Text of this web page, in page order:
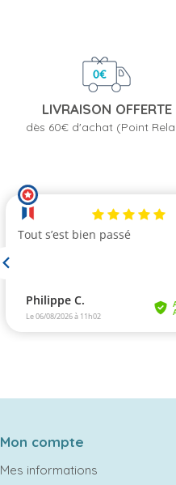
LIVRAISON OFFERTE
dès 60€ d'achat (Point
Mon compte
Mes informations